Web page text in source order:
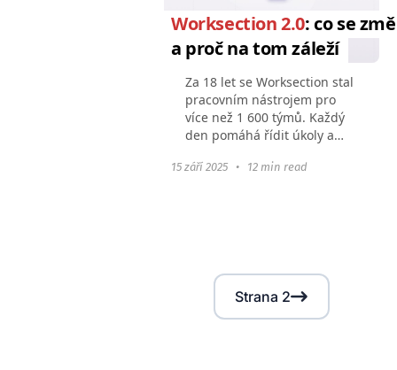
Worksection 2.0: co se
a proč na tom záleží
Za 18 let se Worksection stal
pracovním nástrojem pro
více než 1 600 týmů. Každý
den pomáhá řídit úkoly a
dosahovat obchodních cílů.
15 září 2025 • 12 min read
Strana 2